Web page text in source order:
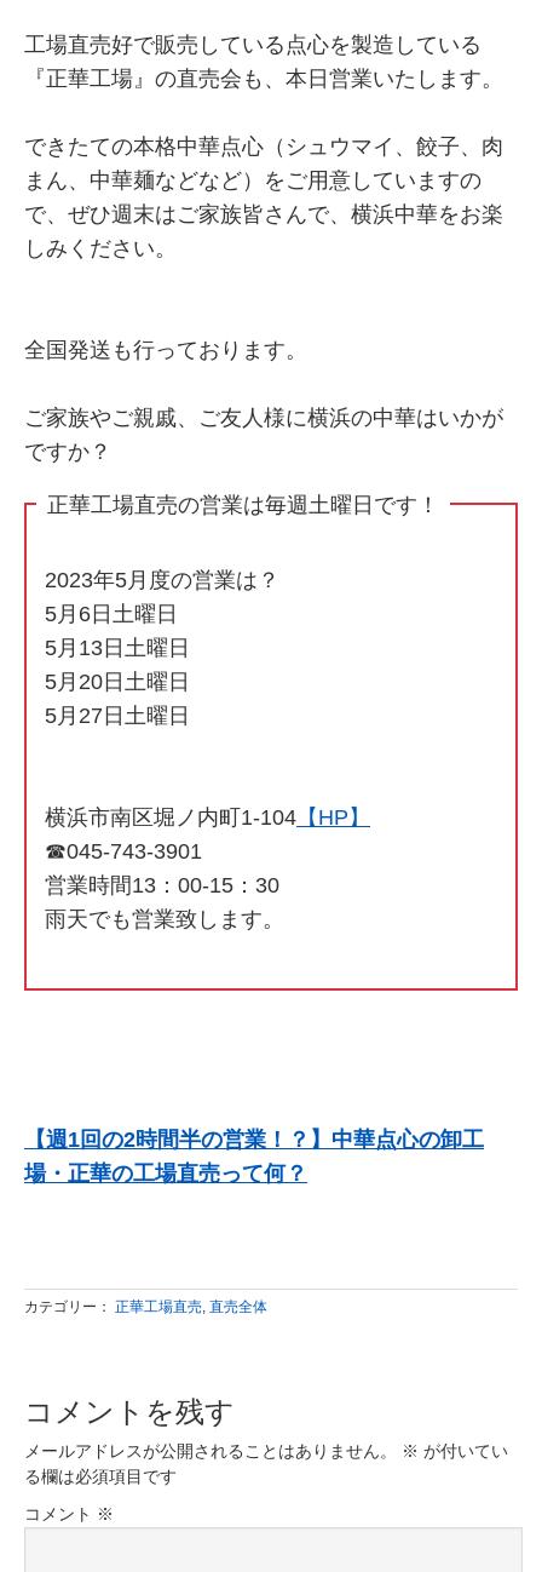
工場直売好で販売している点心を製造している
『正華工場』の直売会も、本日営業いたします。
できたての本格中華点心（シュウマイ、餃子、肉
まん、中華麺などなど）をご用意していますの
で、ぜひ週末はご家族皆さんで、横浜中華をお楽
しみください。
全国発送も行っております。
ご家族やご親戚、ご友人様に横浜の中華はいかが
ですか？
正華工場直売の営業は毎週土曜日です！
2023年5月度の営業は？
5月6日土曜日
5月13日土曜日
5月20日土曜日
5月27日土曜日
横浜市南区堀ノ内町1-104 【HP】
☎045-743-3901
営業時間13：00-15：30
雨天でも営業致します。
【週1回の2時間半の営業！？】中華点心の卸工
場・正華の工場直売って何？
カテゴリー： 正華工場直売, 直売全体
コメントを残す
メールアドレスが公開されることはありません。 ※ が付いてい
る欄は必須項目です
コメント ※